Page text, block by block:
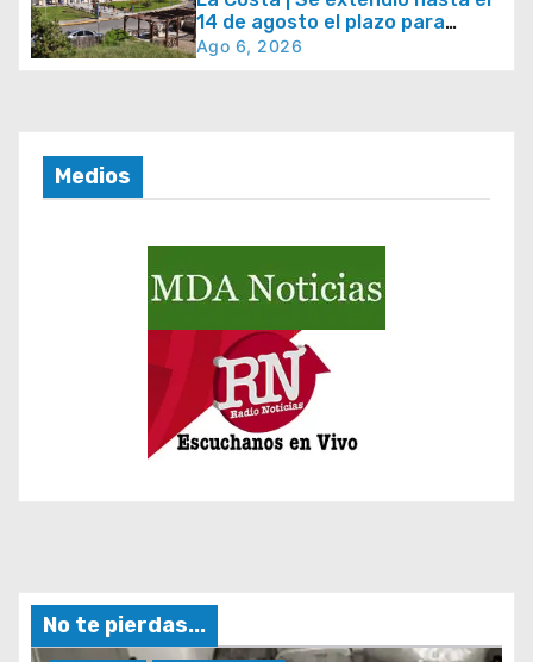
n
t
d
a
14 de agosto el plazo para
acceder al plan de
Ago 6, 2026
Medios
No te pierdas...